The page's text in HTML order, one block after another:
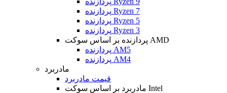
پردازنده Ryzen 7
پردازنده Ryzen 5
پردازنده Ryzen 3
پردازنده بر اساس سوکت AMD
پردازنده AM5
پردازنده AM4
مادربرد
قیمت مادربرد
مادربرد بر اساس سوکت Intel